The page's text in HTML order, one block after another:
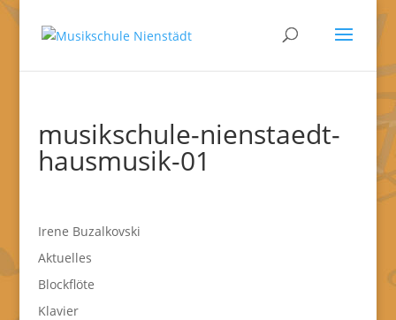
musikschule-nienstaedt-
hausmusik-01
Irene Buzalkovski
Aktuelles
Blockflöte
Klavier